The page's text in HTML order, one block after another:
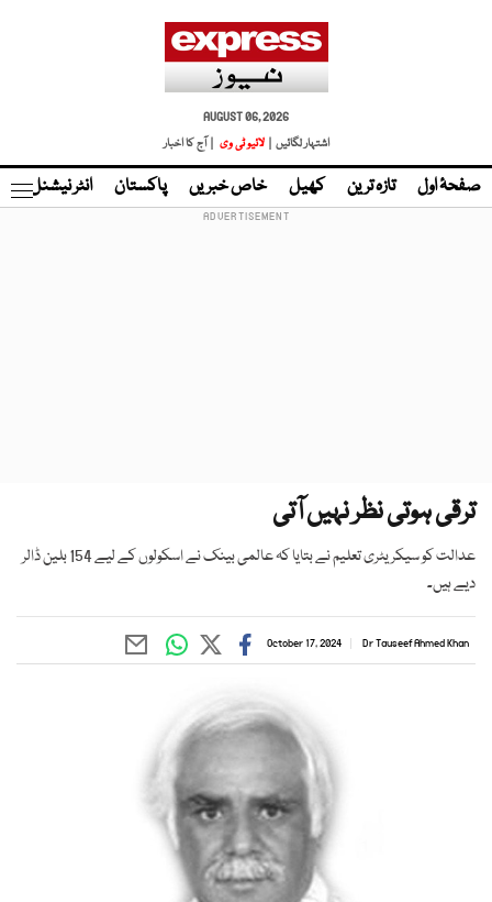
AUGUST 06, 2026
اشتہار لگائیں |
لائیو ٹی وی | آج کا اخبار
صفحۂ اول تازہ ترین کھیل خاص خبریں پاکستان انٹر نیشنل
ترقی ہوتی نظر نہیں آتی
عدالت کو سیکریٹری تعلیم نے بتایا کہ عالمی بینک نے اسکولوں کے لیے 154 بلین ڈالر
دیے ہیں۔
Dr Tauseef Ahmed Khan
October 17, 2024